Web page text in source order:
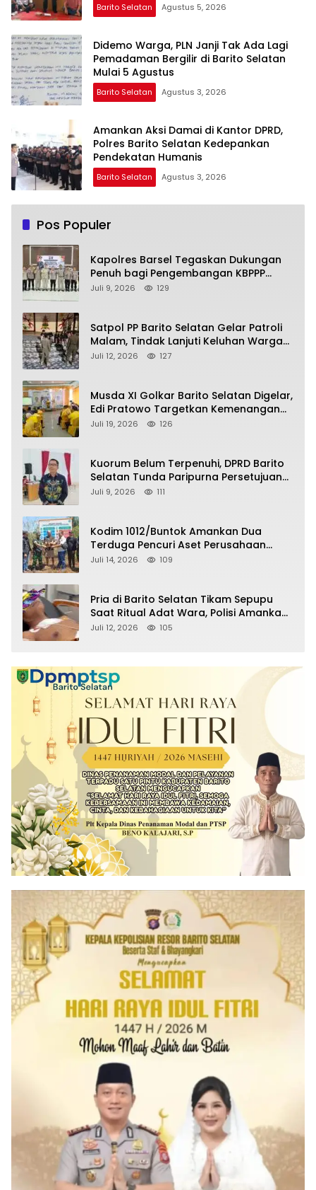
Barito Selatan Agustus 5, 2026
Didemo Warga, PLN Janji Tak Ada Lagi
Pemadaman Bergilir di Barito Selatan
Mulai 5 Agustus
Barito Selatan Agustus 3, 2026
Amankan Aksi Damai di Kantor DPRD,
Polres Barito Selatan Kedepankan
Pendekatan Humanis
Barito Selatan Agustus 3, 2026
Pos Populer
Kapolres Barsel Tegaskan Dukungan
Penuh bagi Pengembangan KBPPP
Kalimantan Tengah
Juli 9, 2026 129
Satpol PP Barito Selatan Gelar Patroli
Malam, Tindak Lanjuti Keluhan Warga
soal Balap Liar dan Remaja Nongkrong
Juli 12, 2026 127
Musda XI Golkar Barito Selatan Digelar,
Edi Pratowo Targetkan Kemenangan
Partai pada Pemilu Mendatang
Juli 19, 2026 126
Kuorum Belum Terpenuhi, DPRD Barito
Selatan Tunda Paripurna Persetujuan
Raperda Pertanggungjawaban APBD
Juli 9, 2026 111
Kodim 1012/Buntok Amankan Dua
Terduga Pencuri Aset Perusahaan
Sitaan Satgas PKH, Satu Paket Diduga
Juli 14, 2026 109
Pria di Barito Selatan Tikam Sepupu
Saat Ritual Adat Wara, Polisi Amankan
Pelaku
Juli 12, 2026 105